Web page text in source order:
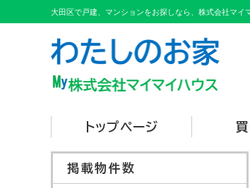
大田区で戸建、マンションをお探しなら、株式会社マイ
トップページ
掲載物件数